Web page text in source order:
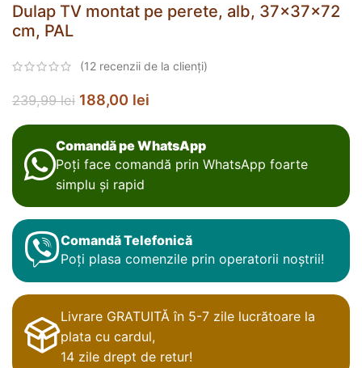
Dulap TV montat pe perete, alb, 37x37x72
cm, PAL
(12 recenzii de la clienți)
239,99lei 188,00 lei
Comandă pe WhatsApp
Poți face comandă prin WhatsApp foarte
simplu și rapid
Comandă Telefonică
Poți plasa comenzile prin operatorii noștrii!
Livrare GRATUITĂ în 5-7 zile lucrătoare la
plata cu cardul,
14 zile drept de retur!